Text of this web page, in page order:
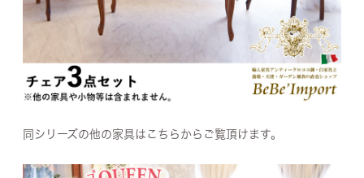
同シリーズの他の家具はこちらからご覧頂けます。